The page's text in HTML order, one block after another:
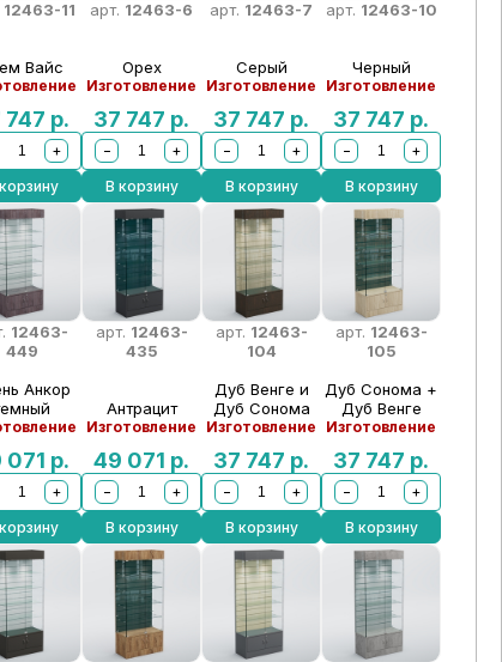
12463-11
Вайс
747 р.
+
арт. 12463-6
Орех
Изготовление
37 747 р.
−
+
В корзину
арт. 12463-7
Серый
Изготовление
37 747 р.
−
+
В корзину
арт. 12463-10
Черный
Изготовление
37 747 р.
−
+
В корзину
12463-
449
Анкор
071 р.
+
арт. 12463-
435
Антрацит
Изготовление
49 071 р.
−
+
В корзину
арт. 12463-
104
Дуб Венге и
Дуб Сонома
Изготовление
37 747 р.
−
+
В корзину
арт. 12463-
105
Дуб Сонома +
Дуб Венге
Изготовление
37 747 р.
−
+
В корзину